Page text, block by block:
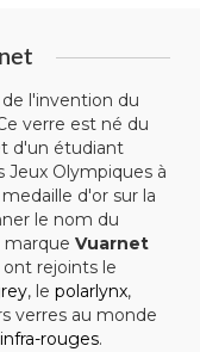
l'invention du
verre est né du
d'un étudiant
Jeux Olympiques à
d'or sur la
le nom du
marque Vuarnet
rejoints le
, le polarlynx,
verres au monde
infra-rouges.